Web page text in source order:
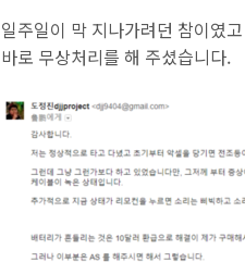
일주일이 막 지나가려던 참이였
바로 무상처리를 해 주셨습니다.